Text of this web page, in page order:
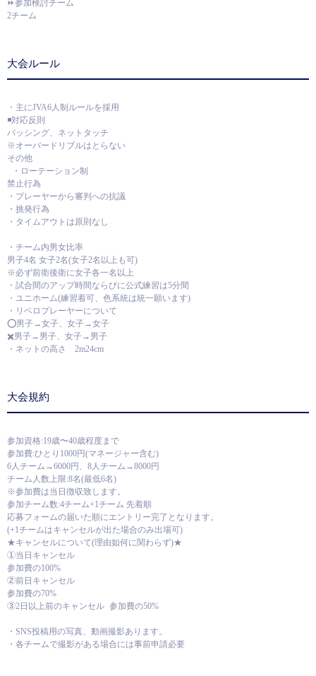
⏩参加検討チーム
2チーム
大会ルール
・主にJVA6人制ルールを採用
◾️対応反則
パッシング、ネットタッチ
※オーバードリブルはとらない
その他
・ローテーション制
禁止行為
・プレーヤーから審判への抗議
・挑発行為
・タイムアウトは原則なし
・チーム内男女比率
男子4名 女子2名(女子2名以上も可)
※必ず前衛後衛に女子各一名以上
・試合間のアップ時間ならびに公式練習は5分間
・ユニホーム(練習着可、色系統は統一願います)
・リベロプレーヤーについて
⭕️男子→女子、女子→女子
✖️男子→男子、女子→男子
・ネットの高さ 2m24cm
大会規約
参加資格:19歳〜40歳程度まで
参加費:ひとり1000円(マネージャー含む)
6人チーム→6000円、8人チーム→8000円
チーム人数上限:8名(最低6名)
※参加費は当日徴収致します。
参加チーム数:4チーム+1チーム 先着順
応募フォームの届いた順にエントリー完了となります。
(+1チームはキャンセルが出た場合のみ出場可)
★キャンセルについて(理由如何に関わらず)★
①当日キャンセル
参加費の100%
②前日キャンセル
参加費の70%
③2日以上前のキャンセル 参加費の50%
・SNS投稿用の写真、動画撮影あります。
・各チームで撮影がある場合には事前申請必要